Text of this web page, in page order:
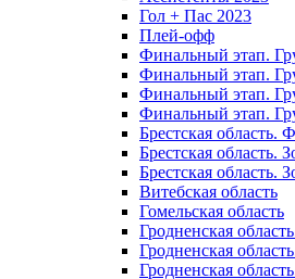
Гол + Пас 2023
Плей-офф
Финальный этап.
Финальный этап.
Финальный этап.
Финальный этап.
Брестская область.
Брестская область.
Брестская область.
Витебская область
Гомельская область
Гродненская
Гродненская
Гродненская